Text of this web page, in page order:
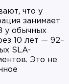
что у
занимает
у обычных
10 лет — 92–
SLA-
Это не